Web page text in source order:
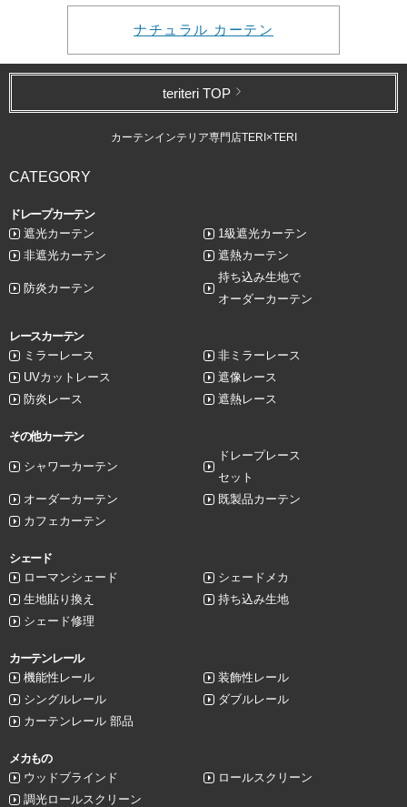
ナチュラル カーテン
teriteri TOP
カーテンインテリア専門店TERI×TERI
CATEGORY
ドレープカーテン
遮光カーテン
1級遮光カーテン
非遮光カーテン
遮熱カーテン
防炎カーテン
持ち込み生地で
オーダーカーテン
レースカーテン
ミラーレース
非ミラーレース
UVカットレース
遮像レース
防炎レース
遮熱レース
その他カーテン
シャワーカーテン
ドレープレース
セット
オーダーカーテン
既製品カーテン
カフェカーテン
シェード
ローマンシェード
シェードメカ
生地貼り換え
持ち込み生地
シェード修理
カーテンレール
機能性レール
装飾性レール
シングルレール
ダブルレール
カーテンレール 部品
メカもの
ウッドブラインド
ロールスクリーン
調光ロールスクリーン